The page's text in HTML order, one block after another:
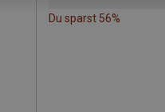
Du sparst 56%